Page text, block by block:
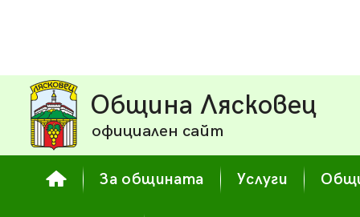
Община Лясковец
официален сайт
За общината Услуги